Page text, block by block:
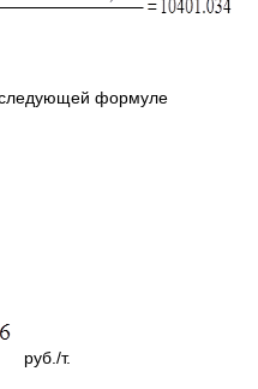
формуле
руб./т.